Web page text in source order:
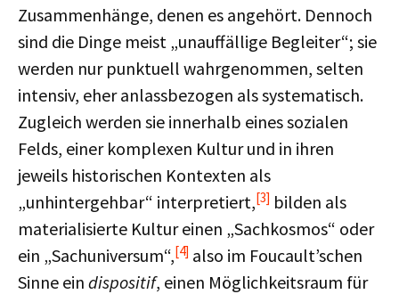
Zusammenhänge, denen es angehört. Dennoch
sind die Dinge meist „unauffällige Begleiter“; sie
werden nur punktuell wahrgenommen, selten
intensiv, eher anlassbezogen als systematisch.
Zugleich werden sie innerhalb eines sozialen
Felds, einer komplexen Kultur und in ihren
jeweils historischen Kontexten als
„unhintergehbar“ interpretiert,[3] bilden als
materialisierte Kultur einen „Sachkosmos“ oder
ein „Sachuniversum“,[4] also im Foucault’schen
Sinne ein dispositif, einen Möglichkeitsraum für